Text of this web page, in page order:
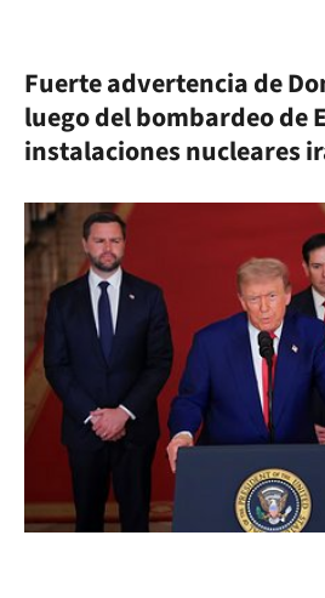
Fuerte advertencia de
luego del bombardeo de
instalaciones nucleares